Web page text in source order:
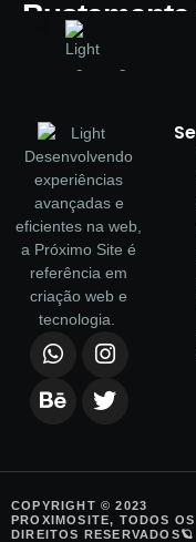
Com a tagadvogado
Desenvolvendo
experiências
avançadas e
eficientes na web,
a Próximo Site é
referência em
criação web e
tecnologia.
COPYRIGHT © 2023
PROXIMOSITE, TODOS OS
DIREITOS RESERVADOS🪐